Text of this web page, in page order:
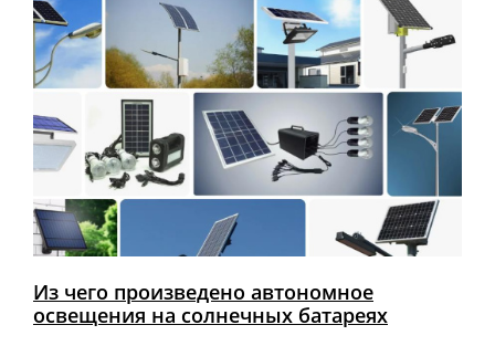
Из чего произведено автономное
освещения на солнечных батареях